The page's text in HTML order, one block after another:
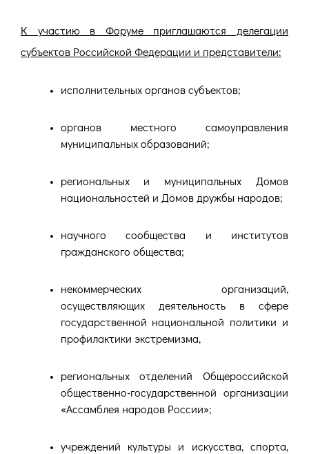
К участию в Форуме приглашаются делегации
субъектов Российской Федерации и представители:
исполнительных органов субъектов;
органов местного самоуправления
муниципальных образований;
региональных и муниципальных Домов
национальностей и Домов дружбы народов;
научного сообщества и институтов
гражданского общества;
некоммерческих организаций,
осуществляющих деятельность в сфере
государственной национальной политики и
профилактики экстремизма,
региональных отделений Общероссийской
общественно-государственной организации
«Ассамблея народов России»;
учреждений культуры и искусства, спорта,